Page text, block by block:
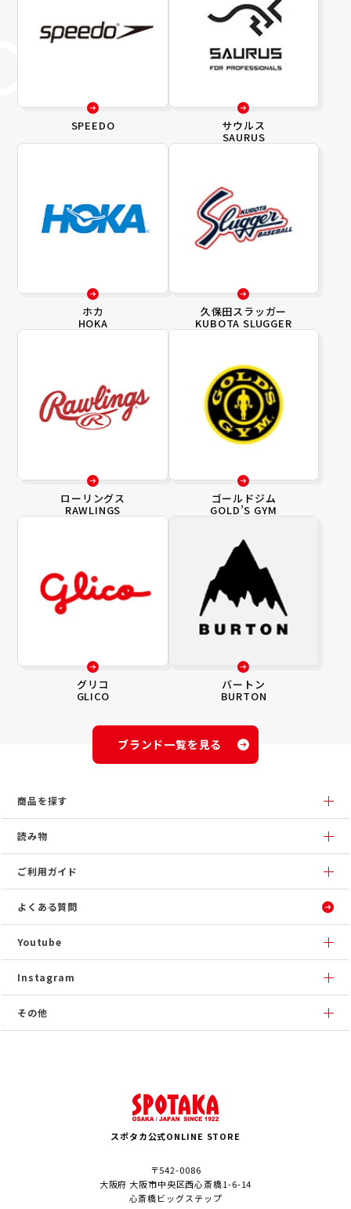
SPEEDO サウルス
SAURUS
ホカ
HOKA
久保田スラッガー
KUBOTA SLUGGER
ローリングス
RAWLINGS
ゴールドジム
GOLD’S GYM
グリコ
GLICO
バートン
BURTON
ブランド一覧を見る
商品を探す
読み物
ご利用ガイド
よくある質問
Youtube
Instagram
その他
スポタカ公式ONLINE STORE
〒542-0086
大阪府 大阪市中央区西心斎橋1-6-14
心斎橋ビッグステップ